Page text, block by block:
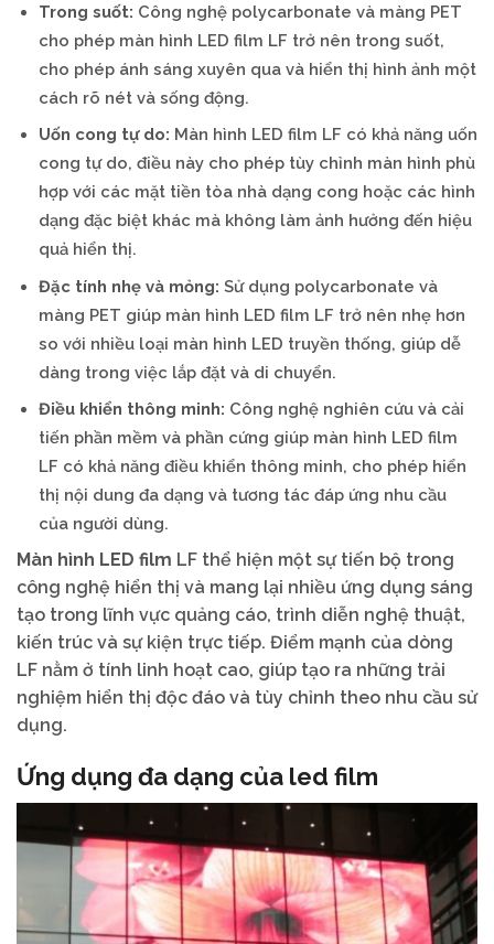
Trong suốt: Công nghệ polycarbonate và màng PET
cho phép màn hình LED film LF trở nên trong suốt,
cho phép ánh sáng xuyên qua và hiển thị hình ảnh một
cách rõ nét và sống động.
Uốn cong tự do: Màn hình LED film LF có khả năng uốn
cong tự do, điều này cho phép tùy chỉnh màn hình phù
hợp với các mặt tiền tòa nhà dạng cong hoặc các hình
dạng đặc biệt khác mà không làm ảnh hưởng đến hiệu
quả hiển thị.
Đặc tính nhẹ và mỏng: Sử dụng polycarbonate và
màng PET giúp màn hình LED film LF trở nên nhẹ hơn
so với nhiều loại màn hình LED truyền thống, giúp dễ
dàng trong việc lắp đặt và di chuyển.
Điều khiển thông minh: Công nghệ nghiên cứu và cải
tiến phần mềm và phần cứng giúp màn hình LED film
LF có khả năng điều khiển thông minh, cho phép hiển
thị nội dung đa dạng và tương tác đáp ứng nhu cầu
của người dùng.
Màn hình LED film LF thể hiện một sự tiến bộ trong
công nghệ hiển thị và mang lại nhiều ứng dụng sáng
tạo trong lĩnh vực quảng cáo, trình diễn nghệ thuật,
kiến trúc và sự kiện trực tiếp. Điểm mạnh của dòng
LF nằm ở tính linh hoạt cao, giúp tạo ra những trải
nghiệm hiển thị độc đáo và tùy chỉnh theo nhu cầu sử
dụng.
Ứng dụng đa dạng của led film